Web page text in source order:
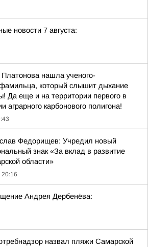
новости 7 августа:
нашла ученого-
который слышит дыхание
Да еще и на территории первого в
аграрного карбонового полигона!
Федорищев: Учредил новый
знак «За вклад в развитие
области»
20:16
Андрея Дербенёва:
назвал пляжи Самарской